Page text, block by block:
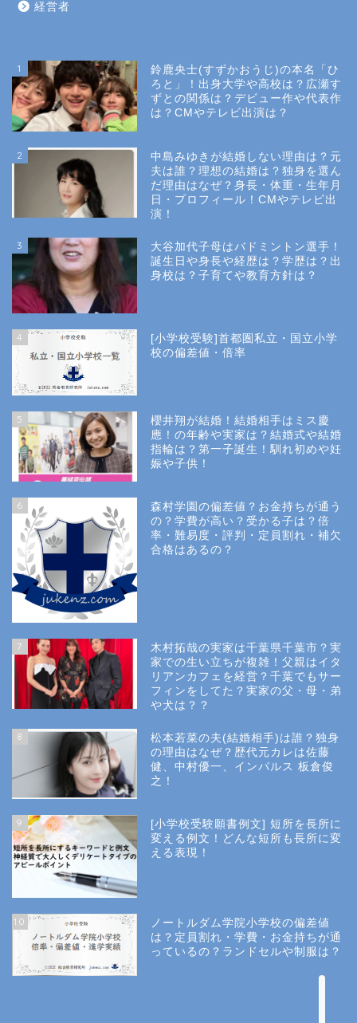
経営者
1
鈴鹿央士(すずかおうじ)の本名「ひ
ろと」！出身大学や高校は？広瀬す
ずとの関係は？デビュー作や代表作
は？CMやテレビ出演は？
2
中島みゆきが結婚しない理由は？元
夫は誰？理想の結婚は？独身を選ん
だ理由はなぜ？身長・体重・生年月
日・プロフィール！CMやテレビ出
演！
3
大谷加代子母はバドミントン選手！
誕生日や身長や経歴は？学歴は？出
身校は？子育てや教育方針は？
4
[小学校受験]首都圏私立・国立小学
校の偏差値・倍率
5
櫻井翔が結婚！結婚相手はミス慶
應！の年齢や実家は？結婚式や結婚
指輪は？第一子誕生！馴れ初めや妊
娠や子供！
6
森村学園の偏差値？お金持ちが通う
の？学費が高い？受かる子は？倍
率・難易度・評判・定員割れ・補欠
合格はあるの？
7
木村拓哉の実家は千葉県千葉市？実
家での生い立ちが複雑！父親はイタ
リアンカフェを経営？千葉でもサー
フィンをしてた？実家の父・母・弟
や犬は？？
8
松本若菜の夫(結婚相手)は誰？独身
の理由はなぜ？歴代元カレは佐藤
健、中村優一、インパルス 板倉俊
之！
9
[小学校受験願書例文] 短所を長所に
変える例文！どんな短所も長所に変
える表現！
10
ノートルダム学院小学校の偏差値
は？定員割れ・学費・お金持ちが通
っているの？ランドセルや制服は？
Privacy Policy
小学校受験
所長コラム
説明会や面接の服装